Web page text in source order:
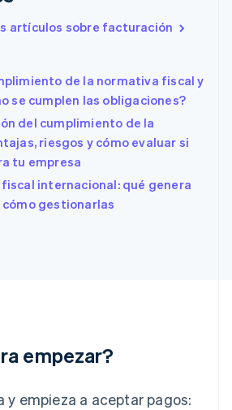
artículos sobre facturación
de la normativa fiscal y
se cumplen las obligaciones?
del cumplimiento de la
riesgos y cómo evaluar si
tu empresa
internacional: qué genera
gestionarlas
empezar?
y empieza a aceptar pagos: